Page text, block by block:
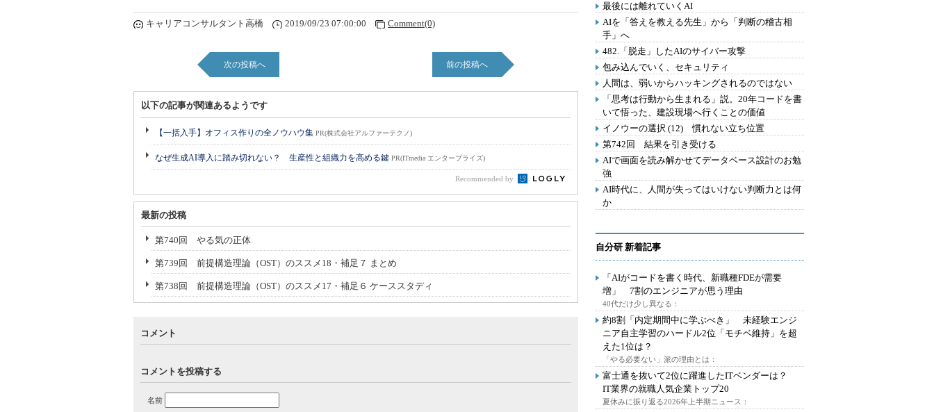
キャリアコンサルタント高橋 2019/09/23 07:00:00 Comment(0)
次の投稿へ 前の投稿へ
以下の記事が関連あるようです
【一括入手】オフィス作りの全ノウハウ集 PR(株式会社アルファーテクノ)
なぜ生成AI導入に踏み切れない？ 生産性と組織力を高める鍵 PR(ITmedia エンタープライズ)
Recommended by
最新の投稿
第740回 やる気の正体
第739回 前提構造理論（OST）のススメ18・補足７ まとめ
第738回 前提構造理論（OST）のススメ17・補足６ ケーススタディ
コメント
コメントを投稿する
名前
最後には離れていくAI
AIを「答えを教える先生」から「判断の稽古相
手」へ
482.「脱走」したAIのサイバー攻撃
包み込んでいく、セキュリティ
人間は、弱いからハッキングされるのではない
「思考は行動から生まれる」説。20年コードを書
いて悟った、建設現場へ行くことの価値
イノウーの選択 (12) 慣れない立ち位置
第742回 結果を引き受ける
AIで画面を読み解かせてデータベース設計のお勉
強
AI時代に、人間が失ってはいけない判断力とは何
か
自分研 新着記事
「AIがコードを書く時代、新職種FDEが需要
増」 7割のエンジニアが思う理由
40代だけ少し異なる：
約8割「内定期間中に学ぶべき」 未経験エンジ
ニア自主学習のハードル2位「モチベ維持」を超
えた1位は？
「やる必要ない」派の理由とは：
富士通を抜いて2位に躍進したITベンダーは？
IT業界の就職人気企業トップ20
夏休みに振り返る2026年上半期ニュース：